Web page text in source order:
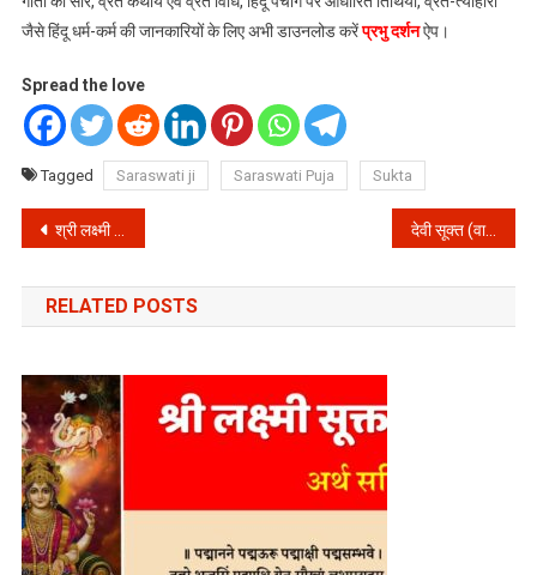
जैसे हिंदू धर्म-कर्म की जानकारियों के लिए अभी डाउनलोड करेंप्रभु दर्शनऐप।
Spread the love
Tagged Saraswati ji Saraswati Puja Sukta
Post
navigation
श्री लक्ष्मी सूक्त पाठ करने से होगी घर में धन वर्षा || Shree Laxmi Suktam Arth Sahit in Hindi || Laxmi Suktam Path in Hindi देवी सूक्त (वाक् सूक्त) का पाठ रोज करने से होती है ब्रह्म ज्ञान की प्राप्ति॥ Devi Suktam Arth Sahit in Hindi
RELATED POSTS